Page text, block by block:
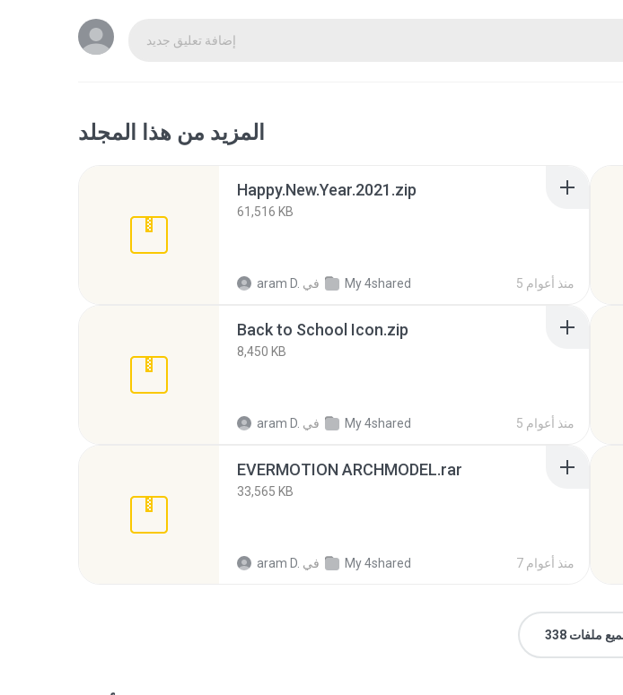
إضافة تعليق جديد
المزيد من هذا المجلد
Happy.New.Year.2021.zip
61,516 KB
aram D. في My 4shared 5 منذ أعوام
Back to School Icon.zip
8,450 KB
aram D. في My 4shared 5 منذ أعوام
EVERMOTION ARCHMODEL.rar
33,565 KB
aram D. في My 4shared 7 منذ أعوام
ملفات 338